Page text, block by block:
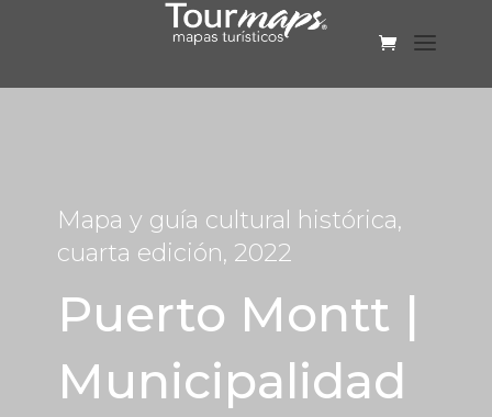
Mapa y guía cultural histórica,
cuarta edición, 2022
Puerto Montt |
Municipalidad